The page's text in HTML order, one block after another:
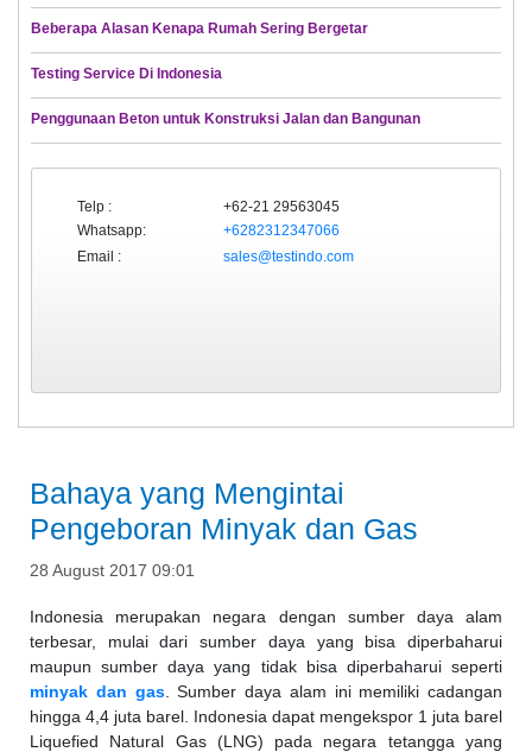
Beberapa Alasan Kenapa Rumah Sering Bergetar
Testing Service Di Indonesia
Penggunaan Beton untuk Konstruksi Jalan dan Bangunan
Telp :
+62-21 29563045
Whatsapp:
+6282312347066
Email :
sales@testindo.com
Bahaya yang Mengintai
Pengeboran Minyak dan Gas
28 August 2017 09:01
Indonesia merupakan negara dengan sumber daya alam
terbesar, mulai dari sumber daya yang bisa diperbaharui
maupun sumber daya yang tidak bisa diperbaharui seperti
minyak dan gas. Sumber daya alam ini memiliki cadangan
hingga 4,4 juta barel. Indonesia dapat mengekspor 1 juta barel
Liquefied Natural Gas (LNG) pada negara tetangga yang